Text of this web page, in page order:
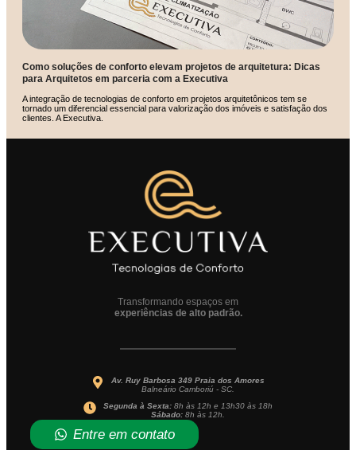
Como soluções de conforto elevam projetos de arquitetura: Dicas
para Arquitetos em parceria com a Executiva
A integração de tecnologias de conforto em projetos arquitetônicos tem se
tornado um diferencial essencial para valorização dos imóveis e satisfação dos
clientes. A Executiva.
Transformando espaços em
experiências de alto padrão.
Av. Ruy Barbosa 349 Praia dos Amores
Balneário Camboriú - SC.
Segunda à Sexta: 8h às 12h e 13h30 às 18h
Sábado: 8h às 12h.
Entre em contato